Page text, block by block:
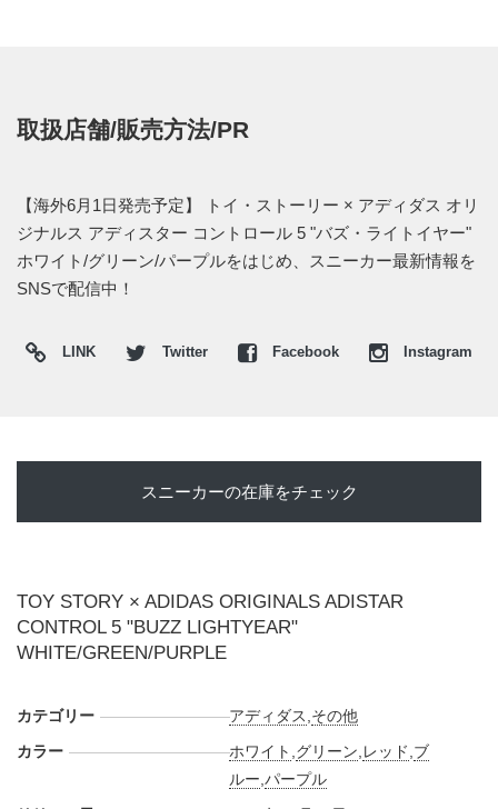
スモデルである。2026年に復活を遂げ、メッシュアッパー、
といった当時の機能的ディテールを、現代のストリート仕様
へと再構築している。
本作では、白いメッシュアッパーをバズのスペーススーツに
見立て、ライムグリーン、パープル、メタリックシルバーを
差し込み、胸元のボタンを思わせる。シュータンに
ルなシルエットと、バズ・ライトイヤーのポップな世界観が
重なる、コレクションの中でも主役級の一足となっている。
やFacebookなどで報告したい。
取扱店舗/販売方法/PR
【海外6月1日発売予定】 トイ・ストーリー × アディダス オリ
ジナルス アディスター コントロール 5 "バズ・ライトイヤー"
ホワイト/グリーン/パープルをはじめ、スニーカー最新情報を
SNSで配信中！
LINK Twitter Facebook Instagram
スニーカーの在庫をチェック
TOY STORY × ADIDAS ORIGINALS ADISTAR
CONTROL 5 "BUZZ LIGHTYEAR"
WHITE/GREEN/PURPLE
カテゴリー アディダス その他
カラー
ホワイト グリーン レッド ブ
ルー ,パープル